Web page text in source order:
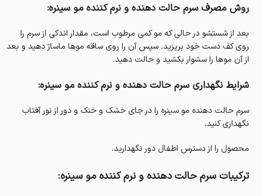
روش مصرف سرم حالت دهنده و نرم کننده مو سینره:
بعد از شستشو در حالی که مو کمی مرطوب است، مقدار اندکی از سرم را
روی کف دست خود بریزید. سپس آن را روی ساقه موها ماساژ دهید و بعد
از آن موها را سشوار بکشید و حالت دهید.
شرایط نگهداری سرم حالت دهنده و نرم کننده مو سینره:
سرم حالت دهنده مو سینره را در جای خشک و خنک و دور از نور آفتاب
نگهداری کنید.
محصول را از دسترس اطفال دور نگهدارید.
ترکیبات سرم حالت دهنده و نرم کننده مو سینره: